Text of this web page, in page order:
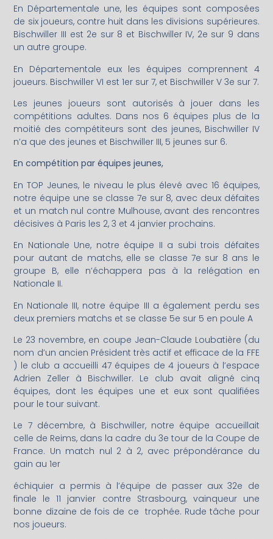
En Départementale une, les équipes sont composées
de six joueurs, contre huit dans les divisions supérieures.
Bischwiller III est 2e sur 8 et Bischwiller IV, 2e sur 9 dans
un autre groupe.
En Départementale eux les équipes comprennent 4
joueurs. Bischwiller VI est 1er sur 7, et Bischwiller V 3e sur 7.
Les jeunes joueurs sont autorisés à jouer dans les
compétitions adultes. Dans nos 6 équipes plus de la
moitié des compétiteurs sont des jeunes, Bischwiller IV
n’a que des jeunes et Bischwiller III, 5 jeunes sur 6.
En compétition par équipes jeunes,
En TOP Jeunes, le niveau le plus élevé avec 16 équipes,
notre équipe une se classe 7e sur 8, avec deux défaites
et un match nul contre Mulhouse, avant des rencontres
décisives à Paris les 2, 3 et 4 janvier prochains.
En Nationale Une, notre équipe II a subi trois défaites
pour autant de matchs, elle se classe 7e sur 8 ans le
groupe B, elle n’échappera pas à la relégation en
Nationale II.
En Nationale III, notre équipe III a également perdu ses
deux premiers matchs et se classe 5e sur 5 en poule A
Le 23 novembre, en coupe Jean-Claude Loubatière (du
nom d’un ancien Président très actif et efficace de la FFE
) le club a accueilli 47 équipes de 4 joueurs à l’espace
Adrien Zeller à Bischwiller. Le club avait aligné cinq
équipes, dont les équipes une et eux sont qualifiées
pour le tour suivant.
Le 7 décembre, à Bischwiller, notre équipe accueillait
celle de Reims, dans la cadre du 3e tour de la Coupe de
France. Un match nul 2 à 2, avec prépondérance du
gain au 1er
échiquier a permis à l’équipe de passer aux 32e de
finale le 11 janvier contre Strasbourg, vainqueur une
bonne dizaine de fois de ce trophée. Rude tâche pour
nos joueurs.